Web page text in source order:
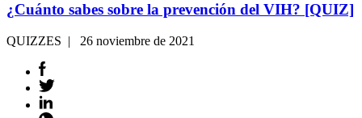
¿Cuánto sabes sobre la prevención del VIH? [QUIZ]
QUIZZES | 26 noviembre de 2021